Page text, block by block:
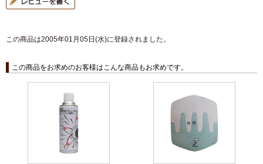
この商品は2005年01月05日(水)に登録されました。
この商品をお求めのお客様はこんな商品もお求めです。